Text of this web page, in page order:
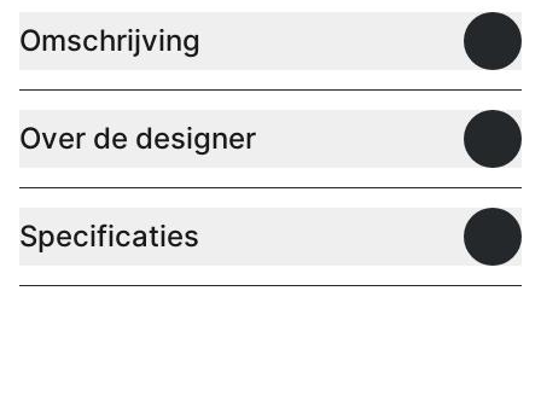
Omschrijving
Over de designer
Specificaties